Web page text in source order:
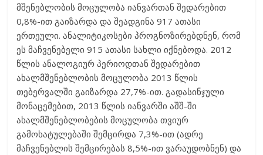
მშენებლობის მოცულობა იანვართან შედარებით
0,8%-ით გაიზარდა და შეადგინა 917 ათასი
ერთეული. ანალიტიკოსები პროგნოზირებდნენ, რომ
ეს მაჩვენებელი 915 ათასი სახლი იქნებოდა. 2012
წლის ანალოგიურ პერიოდთან შედარებით
ახალმშენებლობის მოცულობა 2013 წლის
თებერვალში გაიზარდა 27,7%-ით. გადასინჯული
მონაცემებით, 2013 წლის იანვარში აშშ-ში
ახალმშენებლობების მოცულობა თვიურ
გამოხატულებაში შემცირდა 7,3%-ით (ადრე
მაჩვენებლის შემცირებას 8,5%-ით ვარაუდობნენ) და